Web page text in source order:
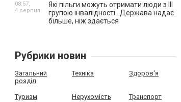
Які пільги можуть отримати люди з III
групою інвалідності . Держава надає
більше, ніж здається
08:57,
4 серпня
Рубрики новин
Загальний
розділ
Техніка Здоров'я
Туризм Нерухомість Транспорт